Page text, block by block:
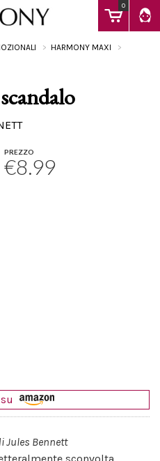
0
HARMONY MAXI
PREZZO
€8.99
Jules Bennett